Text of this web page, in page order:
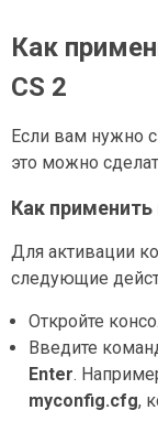
Как
CS 2
Если вам нужно
это можно
Как применить
Для активации
следующие
Откройте
Введите
Enter.
myconfig.cfg,